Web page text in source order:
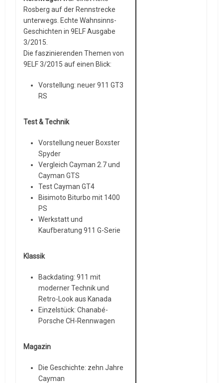
Rosberg auf der Rennstrecke
unterwegs. Echte Wahnsinns-
Geschichten in 9ELF Ausgabe
3/2015.
Die faszinierenden Themen von
9ELF 3/2015 auf einen Blick:
Vorstellung: neuer 911 GT3
RS
Test & Technik
Vorstellung neuer Boxster
Spyder
Vergleich Cayman 2.7 und
Cayman GTS
Test Cayman GT4
Bisimoto Biturbo mit 1400
PS
Werkstatt und
Kaufberatung 911 G-Serie
Klassik
Backdating: 911 mit
moderner Technik und
Retro-Look aus Kanada
Einzelstück: Chanabé-
Porsche CH-Rennwagen
Magazin
Die Geschichte: zehn Jahre
Cayman